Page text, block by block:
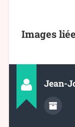
Images
Jean-